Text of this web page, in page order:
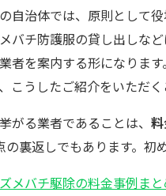
自治体では、原則として
バチ防護服の貸し出しな
者を案内する形になりま
こうしたご紹介をいただく
がる業者であることは、
の裏返しでもあります。初
メバチ駆除の料金事例まと